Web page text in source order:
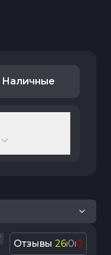
Наличные
Отзывы 26|0|0